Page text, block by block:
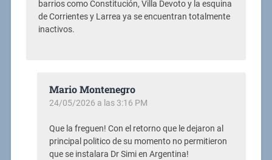
barrios como Constitución, Villa Devoto y la esquina
de Corrientes y Larrea ya se encuentran totalmente
inactivos.
Mario Montenegro
24/05/2026 a las 3:16 PM
Que la freguen! Con el retorno que le dejaron al
principal politico de su momento no permitieron
que se instalara Dr Simi en Argentina!